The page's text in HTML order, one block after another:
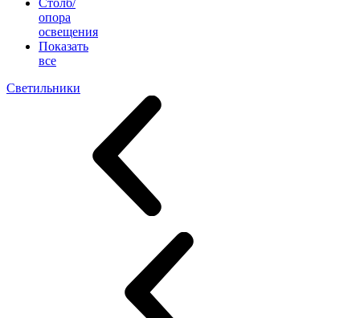
Столб/
опора
освещения
Показать
все
Светильники